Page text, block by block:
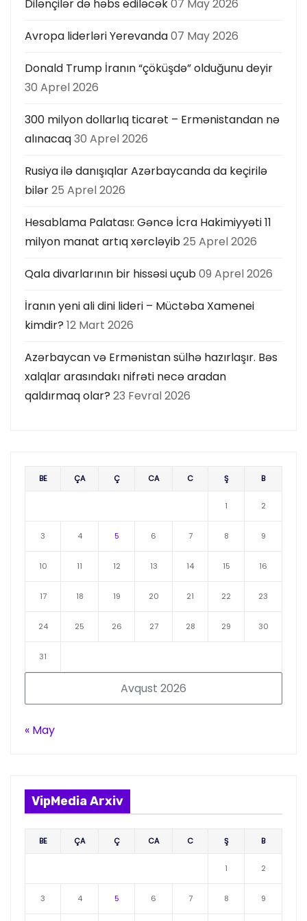
Dilənçilər də həbs ediləcək07 May 2026
Avropa liderləri Yerevanda07 May 2026
Donald Trump İranın “çöküşdə” olduğunu deyir
30 Aprel 2026
300 milyon dollarlıq ticarət – Ermənistandan nə
alınacaq30 Aprel 2026
Rusiya ilə danışıqlar Azərbaycanda da keçirilə
bilər25 Aprel 2026
Hesablama Palatası: Gəncə İcra Hakimiyyəti 11
milyon manat artıq xərcləyib25 Aprel 2026
Qala divarlarının bir hissəsi uçub09 Aprel 2026
İranın yeni ali dini lideri – Müctəba Xamenei
kimdir? 12 Mart 2026
Azərbaycan və Ermənistan sülhə hazırlaşır. Bəs
xalqlar arasındakı nifrəti necə aradan
qaldırmaq olar? 23 Fevral 2026
Avqust 2026
BE ÇA Ç CA C Ş B
1 2
3 4 5 6 7 8 9
10 11 12 13 14 15 16
17 18 19 20 21 22 23
24 25 26 27 28 29 30
31
« May
VipMedia Arxiv
BE ÇA Ç CA C Ş B
1 2
3 4 5 6 7 8 9